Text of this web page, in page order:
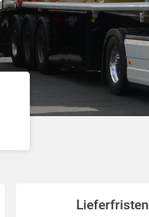
Lieferfristen